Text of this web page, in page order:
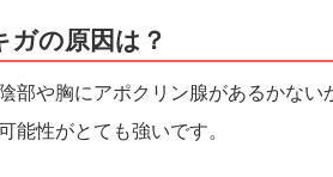
ガの原因は？
部や胸にアポクリン腺があるかな
能性がとても強いです。